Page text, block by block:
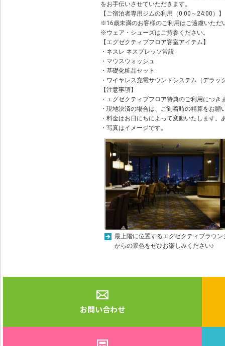
をお手伝いさせていただきます。
【ご宿泊者専用ジムの利用（0:00～24:00）】
※16歳未満のお客様のご利用はご遠慮いただ
※ウェア・シューズはご持参ください。
【エグゼクティブフロア客室アイテム】
・ネスレ ネスプレッソ常設
・マウスウォッシュ
・基礎化粧品セット
・ワイヤレス充電サウンドシステム（デラッ
【注意事項】
・エグゼクティブフロア特典のご利用につ
・現地決済の場合は、ご到着時の精算をお願
・料金はお日にちによって変動いたします。
・写真はイメージです。
最上階に位置するエグゼクティブラウン
からの景色をぜひお楽しみください♪
お問い合わせ